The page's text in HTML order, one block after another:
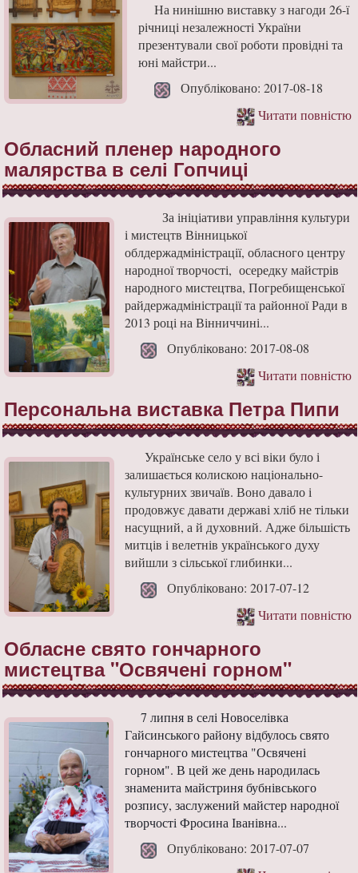
На нинішню виставку з нагоди 26-ї
річниці незалежності України
презентували свої роботи провідні та
юні майстри...
Опубліковано: 2017-08-18
Читати повністю
Обласний пленер народного
малярства в селі Гопчиці
За ініціативи управління культури
і мистецтв Вінницької
облдержадміністрації, обласного центру
народної творчості, осередку майстрів
народного мистецтва, Погребищенської
райдержадміністрації та районної Ради в
2013 році на Вінниччині...
Опубліковано: 2017-08-08
Читати повністю
Персональна виставка Петра Пипи
Українське село у всі віки було і
залишається колискою національно-
культурних звичаїв. Воно давало і
продовжує давати державі хліб не тільки
насущний, а й духовний. Адже більшість
митців і велетнів українського духу
вийшли з сільської глибинки...
Опубліковано: 2017-07-12
Читати повністю
Обласне свято гончарного
мистецтва "Освячені горном"
7 липня в селі Новоселівка
Гайсинського району відбулось свято
гончарного мистецтва "Освячені
горном". В цей же день народилась
знаменита майстриня бубнівського
розпису, заслужений майстер народної
творчості Фросина Іванівна...
Опубліковано: 2017-07-07